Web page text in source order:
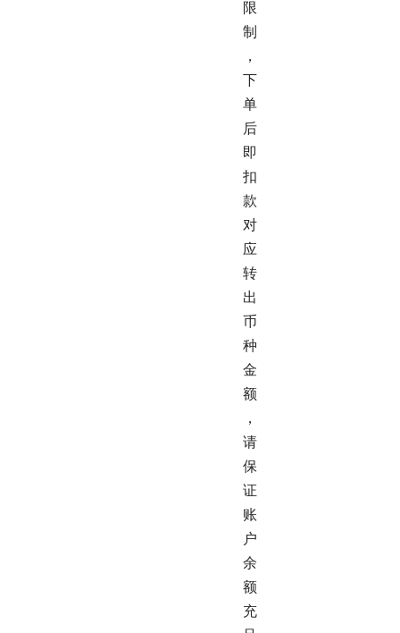
限
制
，
下
单
后
即
扣
款
对
应
转
出
币
种
金
额
，
请
保
证
账
户
余
额
充